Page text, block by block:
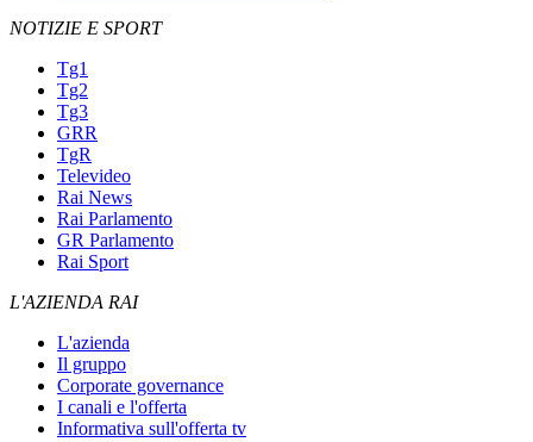
NOTIZIE E SPORT
Tg1
Tg2
Tg3
GRR
TgR
Televideo
Rai News
Rai Parlamento
GR Parlamento
Rai Sport
L'AZIENDA RAI
L'azienda
Il gruppo
Corporate governance
I canali e l'offerta
Informativa sull'offerta tv